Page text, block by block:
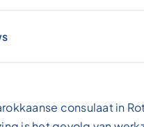
consulaat in